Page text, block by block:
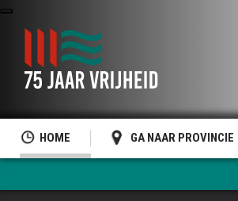
HOME GA NAAR PROVINCIE